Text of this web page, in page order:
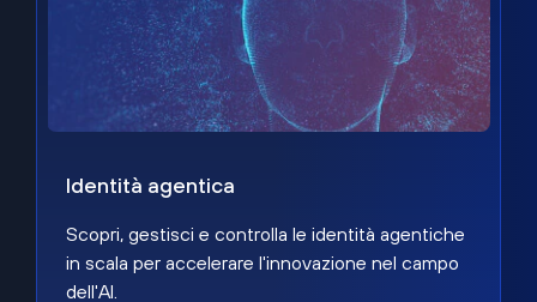
Identità agentica
Scopri, gestisci e controlla le identità agentiche
in scala per accelerare l'innovazione nel campo
dell'AI.